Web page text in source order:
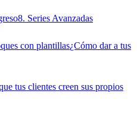
8. Series Avanzadas
con plantillas¿Cómo dar a tus
tus clientes creen sus propios